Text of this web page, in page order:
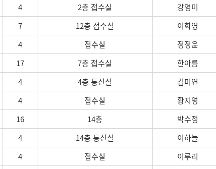
4 2층 접수실 강영미
7 12층 접수실 이화영
4 접수실 정정윤
17 7층 접수실 한아름
4 4층 통신실 김미연
4 접수실 황지영
16 14층 박수정
4 14층 통신실 이하늘
4 접수실 이루리